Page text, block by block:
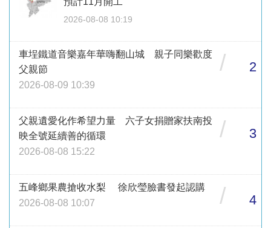
2026-08-08 10:19
車埕鐵道音樂嘉年華嗨翻山城 親子同樂歡度
父親節
2026-08-09 10:39
/ 2
父親遺愛化作希望力量 六子女捐贈家扶南投
映全號延續善的循環
2026-08-08 15:22
/ 3
五峰鄉果農搶收水梨 徐欣瑩臉書發起認購
2026-08-08 10:07
/ 4